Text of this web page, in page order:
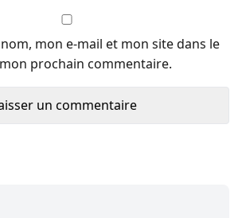
mon e-mail et mon site dans le
prochain commentaire.